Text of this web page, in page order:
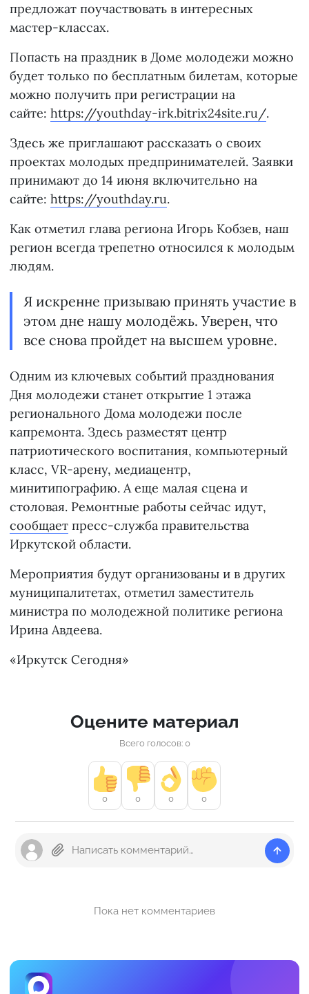
предложат поучаствовать в интересных
мастер-классах.
Попасть на праздник в Доме молодежи можно
будет только по бесплатным билетам, которые
можно получить при регистрации на
сайте: https://youthday-irk.bitrix24site.ru/.
Здесь же приглашают рассказать о своих
проектах молодых предпринимателей. Заявки
принимают до 14 июня включительно на
сайте: https://youthday.ru.
Как отметил глава региона Игорь Кобзев, наш
регион всегда трепетно относился к молодым
людям.
Я искренне призываю принять участие в
этом дне нашу молодёжь. Уверен, что
все снова пройдет на высшем уровне.
Одним из ключевых событий празднования
Дня молодежи станет открытие 1 этажа
регионального Дома молодежи после
капремонта. Здесь разместят центр
патриотического воспитания, компьютерный
класс, VR-арену, медиацентр,
минитипографию. А еще малая сцена и
столовая. Ремонтные работы сейчас идут,
сообщает пресс-служба правительства
Иркутской области.
Мероприятия будут организованы и в других
муниципалитетах, отметил заместитель
министра по молодежной политике региона
Ирина Авдеева.
«Иркутск Сегодня»
Оцените материал
Всего голосов: 0
0 0 0 0
Пока нет комментариев